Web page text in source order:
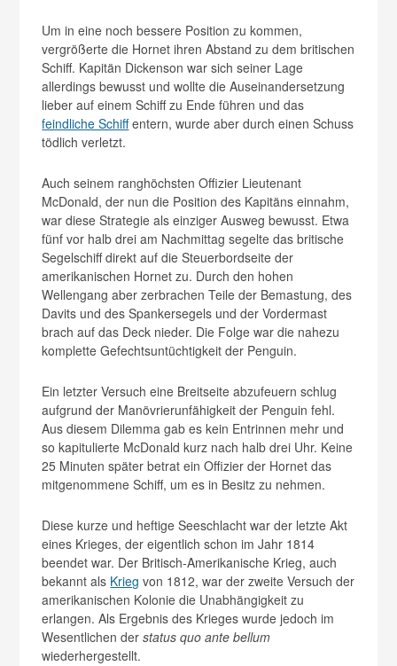
Um in eine noch bessere Position zu kommen,
vergrößerte die Hornet ihren Abstand zu dem britischen
Schiff. Kapitän Dickenson war sich seiner Lage
allerdings bewusst und wollte die Auseinandersetzung
lieber auf einem Schiff zu Ende führen und das
feindliche Schiffentern, wurde aber durch einen Schuss
tödlich verletzt.
Auch seinem ranghöchsten Offizier Lieutenant
McDonald, der nun die Position des Kapitäns einnahm,
war diese Strategie als einziger Ausweg bewusst. Etwa
fünf vor halb drei am Nachmittag segelte das britische
Segelschiff direkt auf die Steuerbordseite der
amerikanischen Hornet zu. Durch den hohen
Wellengang aber zerbrachen Teile der Bemastung, des
Davits und des Spankersegels und der Vordermast
brach auf das Deck nieder. Die Folge war die nahezu
komplette Gefechtsuntüchtigkeit der Penguin.
Ein letzter Versuch eine Breitseite abzufeuern schlug
aufgrund der Manövrierunfähigkeit der Penguin fehl.
Aus diesem Dilemma gab es kein Entrinnen mehr und
so kapitulierte McDonald kurz nach halb drei Uhr. Keine
25 Minuten später betrat ein Offizier der Hornet das
mitgenommene Schiff, um es in Besitz zu nehmen.
Diese kurze und heftige Seeschlacht war der letzte Akt
eines Krieges, der eigentlich schon im Jahr 1814
beendet war. Der Britisch-Amerikanische Krieg, auch
bekannt als Krieg von 1812, war der zweite Versuch der
amerikanischen Kolonie die Unabhängigkeit zu
erlangen. Als Ergebnis des Krieges wurde jedoch im
Wesentlichen derstatus quo ante bellum
wiederhergestellt.